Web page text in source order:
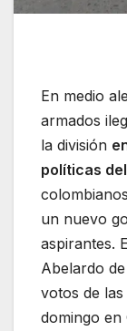
En medio
armados
la división
políticas
un nuevo
aspirantes.
Abelardo
votos de
domingo